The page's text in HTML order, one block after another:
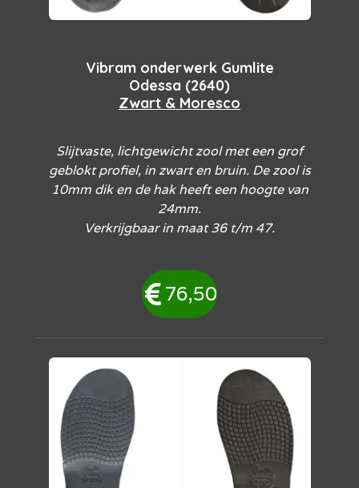
Vibram onderwerk Gumlite
Odessa (2640)
Zwart & Moresco
Slijtvaste, lichtgewicht zool met een grof
geblokt profiel, in zwart en bruin. De zool is
10mm dik en de hak heeft een hoogte van
24mm.
Verkrijgbaar in maat 36 t/m 47.
76,50